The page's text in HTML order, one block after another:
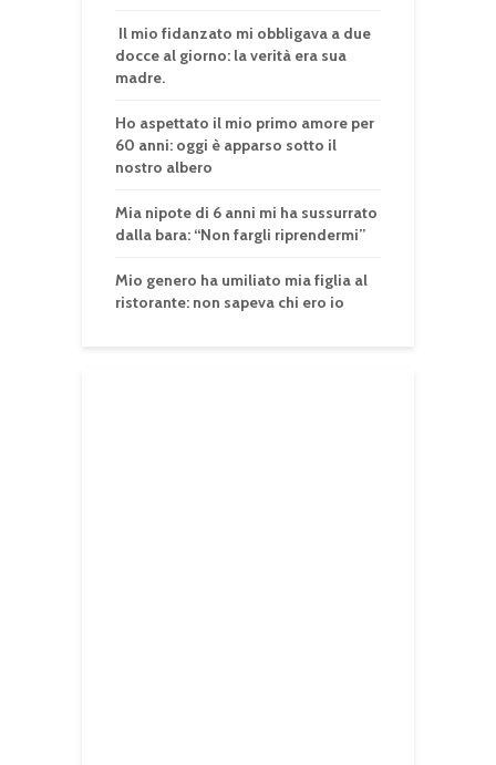
Il mio fidanzato mi obbligava a due
docce al giorno: la verità era sua
madre.
Ho aspettato il mio primo amore per
60 anni: oggi è apparso sotto il
nostro albero
Mia nipote di 6 anni mi ha sussurrato
dalla bara: “Non fargli riprendermi”
Mio genero ha umiliato mia figlia al
ristorante: non sapeva chi ero io